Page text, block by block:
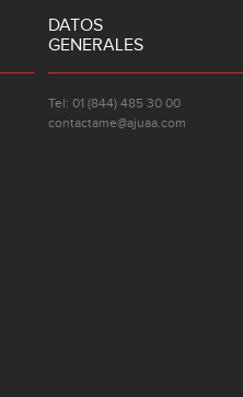
DATOS
GENERALES
Tel: 01 (844) 485 30 00
contactame@ajuaa.com